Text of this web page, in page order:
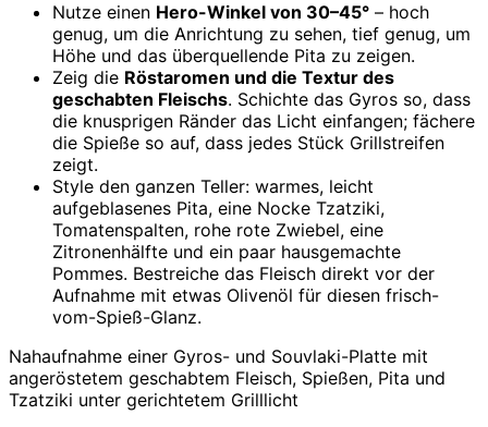
Nutze einen Hero-Winkel von 30–45° – hoch
genug, um die Anrichtung zu sehen, tief genug, um
Höhe und das überquellende Pita zu zeigen.
Zeig die Röstaromen und die Textur des
geschabten Fleischs. Schichte das Gyros so, dass
die knusprigen Ränder das Licht einfangen; fächere
die Spieße so auf, dass jedes Stück Grillstreifen
zeigt.
Style den ganzen Teller: warmes, leicht
aufgeblasenes Pita, eine Nocke Tzatziki,
Tomatenspalten, rohe rote Zwiebel, eine
Zitronenhälfte und ein paar hausgemachte
Pommes. Bestreiche das Fleisch direkt vor der
Aufnahme mit etwas Olivenöl für diesen frisch-
vom-Spieß-Glanz.
Nahaufnahme einer Gyros- und Souvlaki-Platte mit
angeröstetem geschabtem Fleisch, Spießen, Pita und
Tzatziki unter gerichtetem Grilllicht